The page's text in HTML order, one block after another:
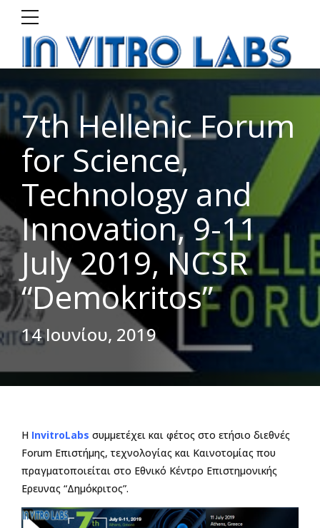
7th Hellenic Forum
for Science,
Technology and
Innovation, 9-11
July 2019, NCSR
“Demokritos”
14 Ιουνίου, 2019
H InvitroLabs συμμετέχει και φέτος στο ετήσιο διεθνές
Fοrum Επιστήμης, τεχνολογίας και Καινοτομίας που
πραγματοποιείται στο Εθνικό Κέντρο Επιστημονικής
Ερευνας “Δημόκριτος”.